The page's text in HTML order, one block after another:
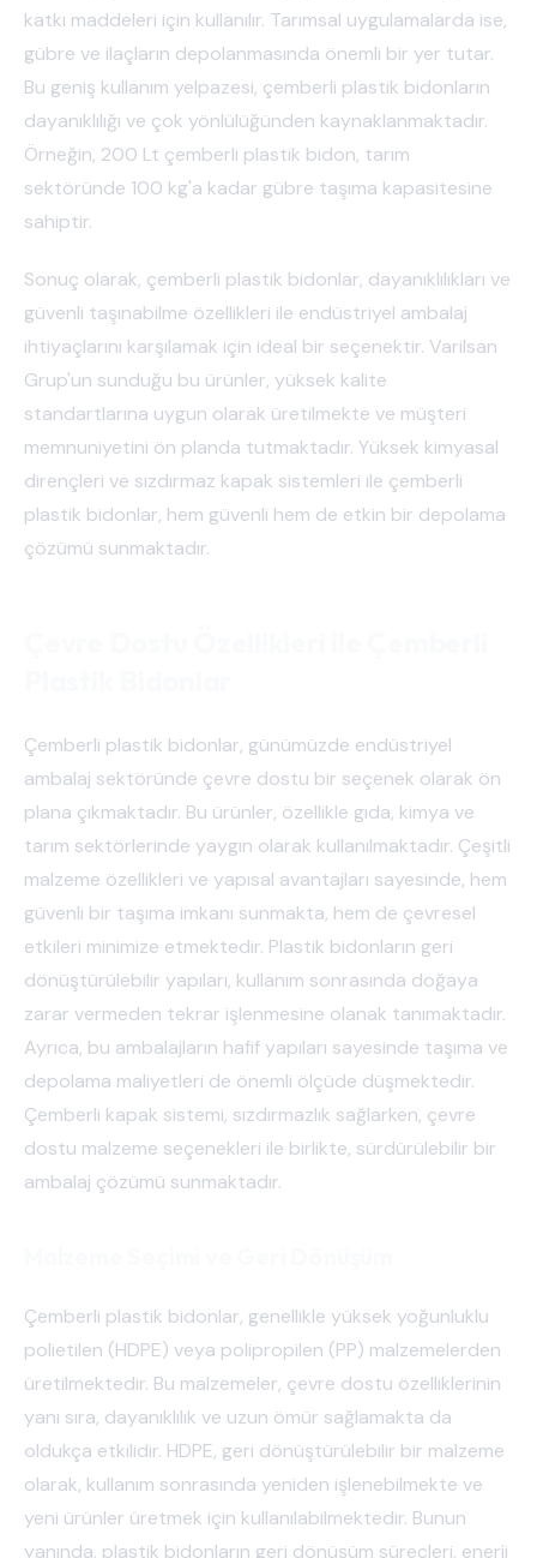
katkı maddeleri için kullanılır. Tarımsal uygulamalarda ise,
gübre ve ilaçların depolanmasında önemli bir yer tutar.
Bu geniş kullanım yelpazesi, çemberli plastik bidonların
dayanıklılığı ve çok yönlülüğünden kaynaklanmaktadır.
Örneğin, 200 Lt çemberli plastik bidon, tarım
sektöründe 100 kg'a kadar gübre taşıma kapasitesine
sahiptir.
Sonuç olarak, çemberli plastik bidonlar, dayanıklılıkları ve
güvenli taşınabilme özellikleri ile endüstriyel ambalaj
ihtiyaçlarını karşılamak için ideal bir seçenektir. Varilsan
Grup'un sunduğu bu ürünler, yüksek kalite
standartlarına uygun olarak üretilmekte ve müşteri
memnuniyetini ön planda tutmaktadır. Yüksek kimyasal
dirençleri ve sızdırmaz kapak sistemleri ile çemberli
plastik bidonlar, hem güvenli hem de etkin bir depolama
çözümü sunmaktadır.
Çemberli plastik bidonlar, günümüzde endüstriyel
ambalaj sektöründe çevre dostu bir seçenek olarak ön
plana çıkmaktadır. Bu ürünler, özellikle gıda, kimya ve
tarım sektörlerinde yaygın olarak kullanılmaktadır. Çeşitli
malzeme özellikleri ve yapısal avantajları sayesinde, hem
güvenli bir taşıma imkanı sunmakta, hem de çevresel
etkileri minimize etmektedir. Plastik bidonların geri
dönüştürülebilir yapıları, kullanım sonrasında doğaya
zarar vermeden tekrar işlenmesine olanak tanımaktadır.
Ayrıca, bu ambalajların hafif yapıları sayesinde taşıma ve
depolama maliyetleri de önemli ölçüde düşmektedir.
Çemberli kapak sistemi, sızdırmazlık sağlarken, çevre
dostu malzeme seçenekleri ile birlikte, sürdürülebilir bir
ambalaj çözümü sunmaktadır.
Çemberli plastik bidonlar, genellikle yüksek yoğunluklu
polietilen (HDPE) veya polipropilen (PP) malzemelerden
üretilmektedir. Bu malzemeler, çevre dostu özelliklerinin
yanı sıra, dayanıklılık ve uzun ömür sağlamakta da
oldukça etkilidir. HDPE, geri dönüştürülebilir bir malzeme
olarak, kullanım sonrasında yeniden işlenebilmekte ve
yeni ürünler üretmek için kullanılabilmektedir. Bunun
yanında, plastik bidonların geri dönüşüm süreçleri, enerji